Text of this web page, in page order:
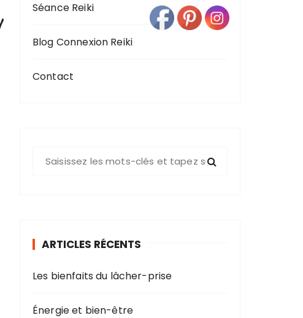
Séance Reiki
Blog Connexion Reiki
Contact
ARTICLES RÉCENTS
Les bienfaits du lâcher-prise
Énergie et bien-être